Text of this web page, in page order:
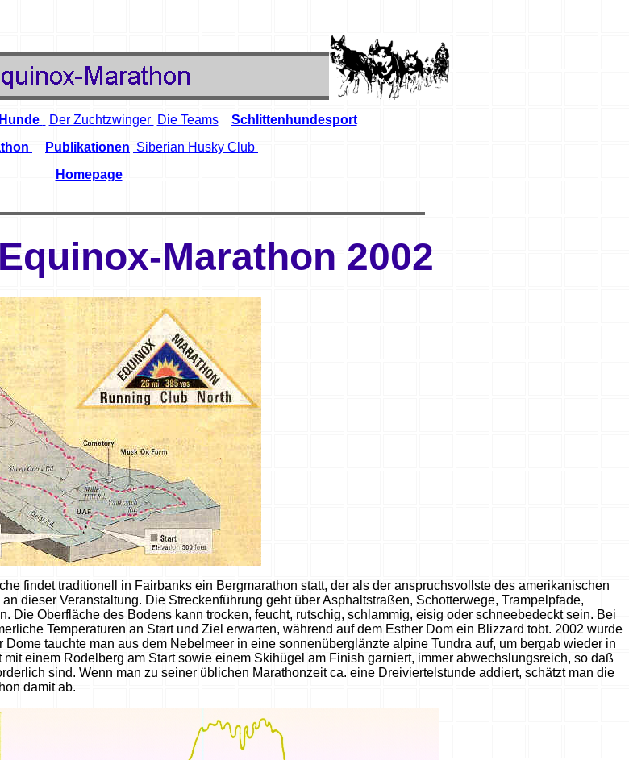
Der Zuchtzwinger Die Teams
Schlittenhundesport
Publikationen Siberian Husky Club
Homepage
Marathon 2002
findet traditionell in Fairbanks ein Bergmarathon statt, der als der anspruchsvollste des amerikanischen
dieser Veranstaltung. Die Streckenführung geht über Asphaltstraßen, Schotterwege, Trampelpfade,
Die Oberfläche des Bodens kann trocken, feucht, rutschig, schlammig, eisig oder schneebedeckt sein. Bei
Temperaturen an Start und Ziel erwarten, während auf dem Esther Dom ein Blizzard tobt. 2002 wurde
Dome tauchte man aus dem Nebelmeer in eine sonnenüberglänzte alpine Tundra auf, um bergab wieder in
einem Rodelberg am Start sowie einem Skihügel am Finish garniert, immer abwechslungsreich, so daß
sind. Wenn man zu seiner üblichen Marathonzeit ca. eine Dreiviertelstunde addiert, schätzt man die
damit ab.